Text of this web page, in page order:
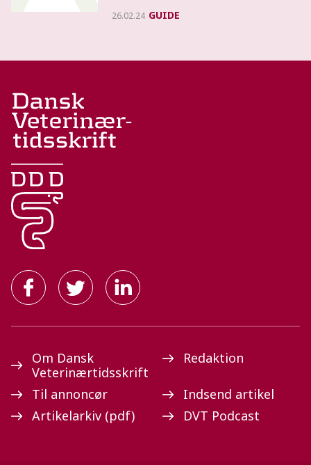
26.02.24 GUIDE
Om Dansk
Veterinærtidsskrift
Redaktion
Til annoncør
Indsend artikel
Artikelarkiv (pdf)
DVT Podcast